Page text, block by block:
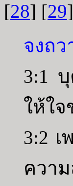
[28] [29
จงถ
3:1
ให้ใ
3:2
ควา